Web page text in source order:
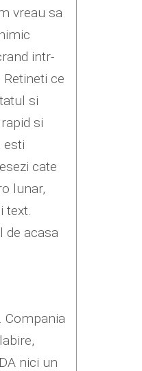
vreau sa
intr-
ce
si
si
esti
cate
lunar,
text.
de acasa
Compania
nici un